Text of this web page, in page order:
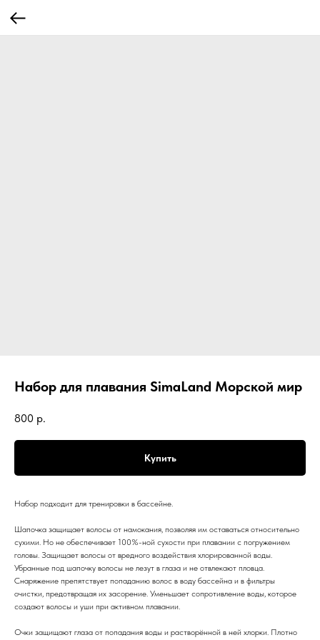
Набор для плавания SimaLand Морской мир
800 р.
Купить
Набор подходит для тренировки в бассейне.
Шапочка защищает волосы от намокания, позволяя им оставаться относительно
сухими. Но не обеспечивает 100%-ной сухости при плавании с погружением
головы. Защищает волосы от вредного воздействия хлорированной воды.
Убранные под шапочку волосы не лезут в глаза и не отвлекают пловца.
Снаряжение препятствует попаданию волос в воду бассейна и в фильтры
очистки, предотвращая их засорение. Уменьшает сопротивление воды, которое
создают волосы и уши при активном плавании.
Очки защищают глаза от попадания воды и растворённой в ней хлорки. Плотно